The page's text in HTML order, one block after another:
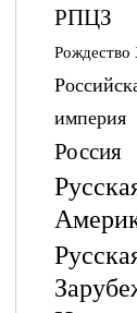
РПЦЗ
Рождество
империя
Россия